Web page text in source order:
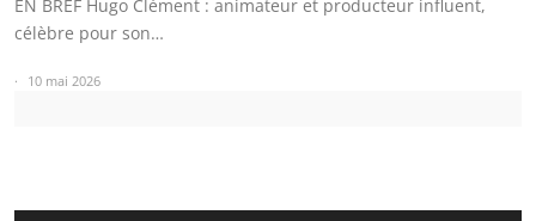
EN BREF Hugo Clément : animateur et producteur influent,
célèbre pour son…
10 mai 2026